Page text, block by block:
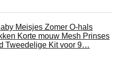
Meisjes Zomer O-hals
Korte mouw Mesh Prinses
Tweedelige Kit voor 9…